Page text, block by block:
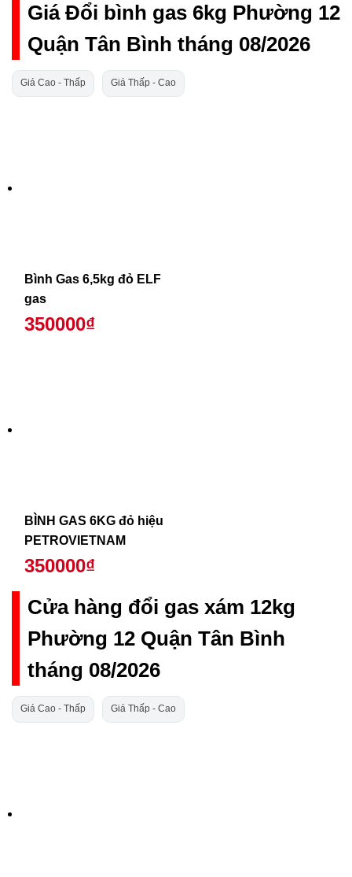
Giá Đổi bình gas 6kg Phường 12
Quận Tân Bình tháng 08/2026
Giá Cao - Thấp Giá Thấp - Cao
Bình Gas 6,5kg đỏ ELF
gas
350000₫
BÌNH GAS 6KG đỏ hiệu
PETROVIETNAM
350000₫
Cửa hàng đổi gas xám 12kg
Phường 12 Quận Tân Bình
tháng 08/2026
Giá Cao - Thấp Giá Thấp - Cao